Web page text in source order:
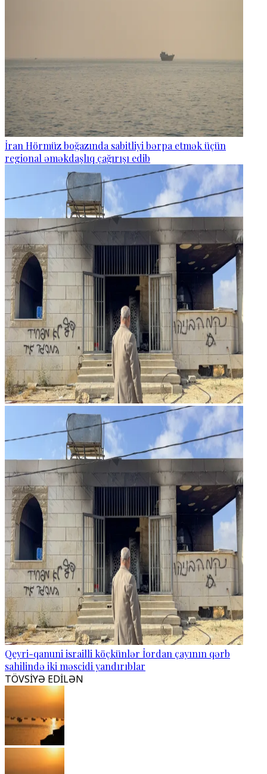
İran Hörmüz boğazında sabitliyi bərpa etmək üçün
regional əməkdaşlıq çağırışı edib
Qeyri-qanuni israilli köçkünlər İordan çayının qərb
sahilində iki məscidi yandırıblar
TÖVSİYƏ EDİLƏN